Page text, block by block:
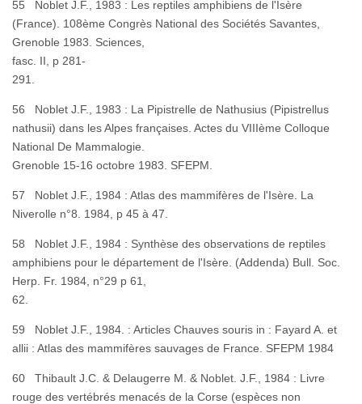
55 Noblet J.F., 1983 : Les reptiles amphibiens de l'Isère
(France). 108ème Congrès National des Sociétés Savantes,
Grenoble 1983. Sciences,
fasc. II, p 281-
56 Noblet J.F., 1983 : La Pipistrelle de Nathusius (Pipistrellus
nathusii) dans les Alpes françaises. Actes du VIIIème Colloque
National De Mammalogie.
Grenoble 15-16 octobre 1983. SFEPM.
57 Noblet J.F., 1984 : Atlas des mammifères de l'Isère. La
Niverolle n°8. 1984, p 45 à 47.
58 Noblet J.F., 1984 : Synthèse des observations de reptiles
amphibiens pour le département de l'Isère. (Addenda) Bull. Soc.
Herp. Fr. 1984, n°29 p 61,
59 Noblet J.F., 1984. : Articles Chauves souris in : Fayard A. et
allii : Atlas des mammifères sauvages de France. SFEPM 1984
60 Thibault J.C. & Delaugerre M. & Noblet. J.F., 1984 : Livre
rouge des vertébrés menacés de la Corse (espèces non